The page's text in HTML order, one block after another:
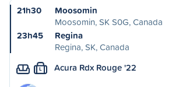
21h30
Moosomin
Moosomin, SK S0G, Canada
23h45
Regina
Regina, SK, Canada
L Acura Rdx Rouge '22